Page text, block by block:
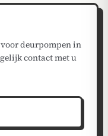
deurpompen in
contact met u